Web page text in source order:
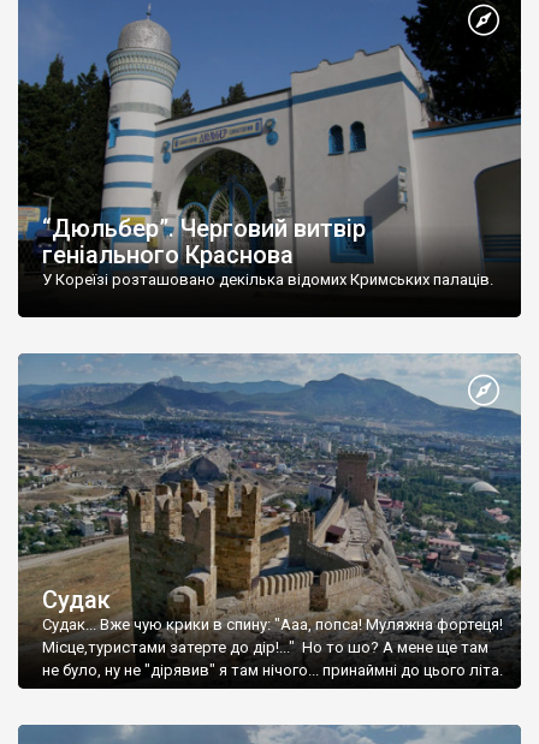
“Дюльбер”. Черговий витвір
геніального Краснова
У Кореїзі розташовано декілька відомих Кримських палаців.
Судак
Судак... Вже чую крики в спину: "Ааа, попса! Муляжна фортеця!
Місце,туристами затерте до дір!..." Но то шо? А мене ще там
не було, ну не "дірявив" я там нічого... принаймні до цього літа.